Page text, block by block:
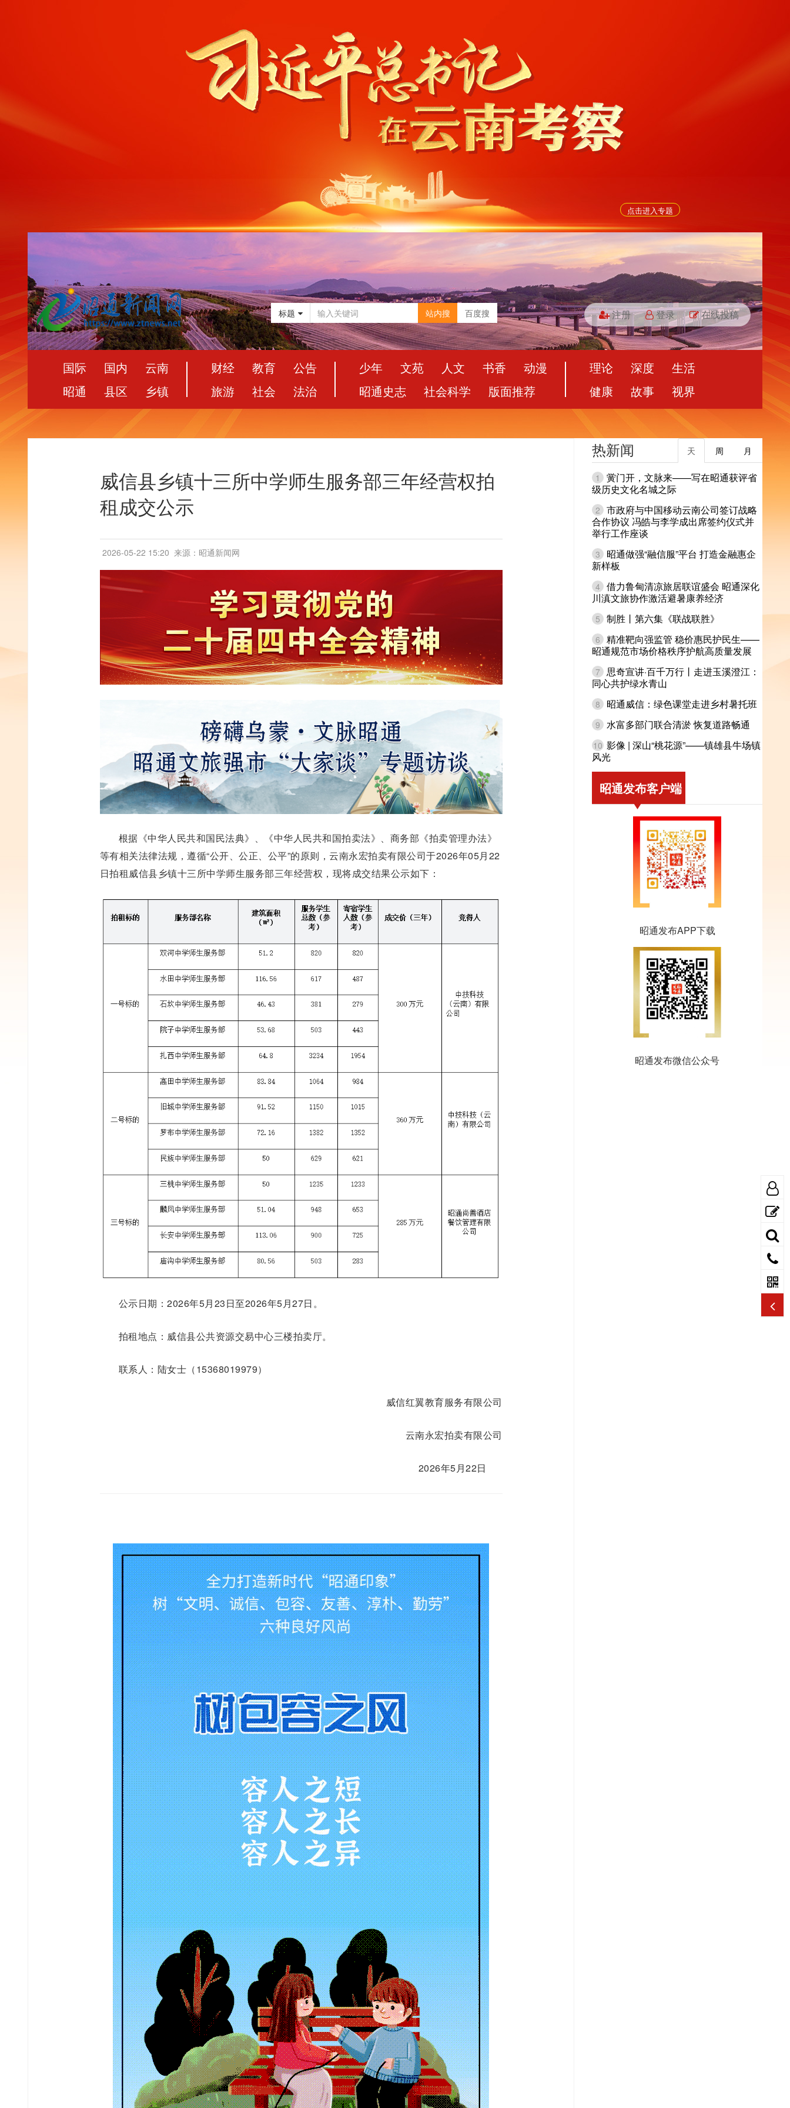
点击进入专题
标题 站内搜 百度搜 注册 登录 在线投稿
国际 国内
云南
昭通
县区 乡镇
财经 教育
公告
旅游
社会 法治
少年 文苑 人文 书香
动漫
昭通史志
社会科学 版面推荐
理论 深度
生活
健康
故事 视界
威信县乡镇十三所中学师生服务部三年经营权拍
租成交公示
2026-05-22 15:20 来源：昭通新闻网
根据《中华人民共和国民法典》、《中华人民共和国拍卖法》、商务部《拍卖管理办法》
等有相关法律法规，遵循“公开、公正、公平”的原则，云南永宏拍卖有限公司于2026年05月22
日拍租威信县乡镇十三所中学师生服务部三年经营权，现将成交结果公示如下：
公示日期：2026年5月23日至2026年5月27日。
拍租地点：威信县公共资源交易中心三楼拍卖厅。
联系人：陆女士（15368019979）
威信红翼教育服务有限公司
云南永宏拍卖有限公司
2026年5月22日
热新闻 月
周
天
1
黉门开，文脉来——写在昭通获评省
级历史文化名城之际
2 市政府与中国移动云南公司签订战略
合作协议 冯皓与李学成出席签约仪式并
举行工作座谈
3
昭通做强“融信服”平台 打造金融惠企
新样板
4 借力鲁甸清凉旅居联谊盛会 昭通深化
川滇文旅协作激活避暑康养经济
5 制胜丨第六集《联战联胜》
6 精准靶向强监管 稳价惠民护民生——
昭通规范市场价格秩序护航高质量发展
7 思奇宣讲·百千万行丨走进玉溪澄江：
同心共护绿水青山
8 昭通威信：绿色课堂走进乡村暑托班
9 水富多部门联合清淤 恢复道路畅通
10 影像 | 深山“桃花源”——镇雄县牛场镇
风光
昭通发布客户端
昭通发布APP下载
昭通发布微信公众号